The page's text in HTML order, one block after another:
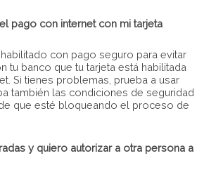
pago con internet con mi tarjeta
con pago seguro para evitar
tu banco que tu tarjeta está habilitada
Si tienes problemas, prueba a usar
también las condiciones de seguridad
que esté bloqueando el proceso de
y quiero autorizar a otra persona a